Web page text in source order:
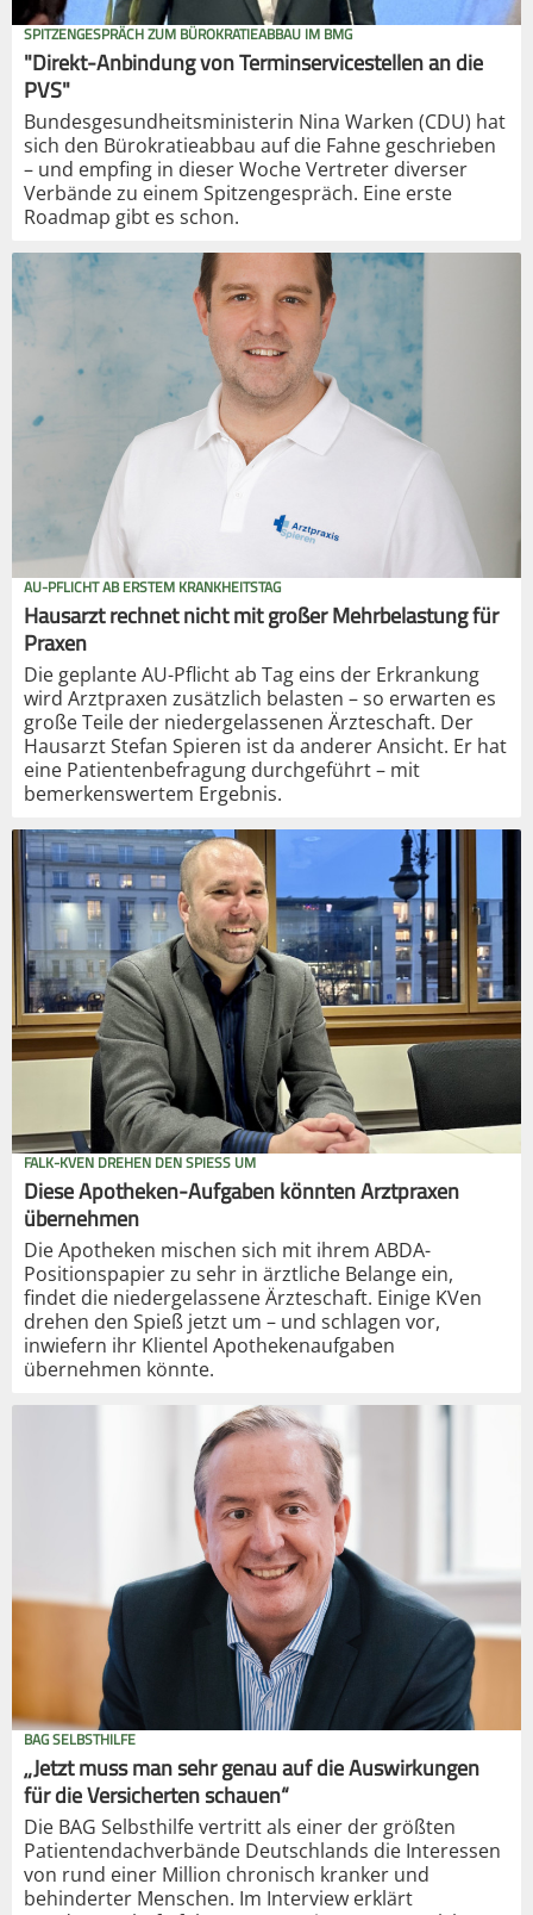
SPITZENGESPRÄCH ZUM BÜROKRATIEABBAU IM BMG
"Direkt-Anbindung von Terminservicestellen an die
PVS"
Bundesgesundheitsministerin Nina Warken (CDU) hat
sich den Bürokratieabbau auf die Fahne geschrieben
– und empfing in dieser Woche Vertreter diverser
Verbände zu einem Spitzengespräch. Eine erste
Roadmap gibt es schon.
AU-PFLICHT AB ERSTEM KRANKHEITSTAG
Hausarzt rechnet nicht mit großer Mehrbelastung für
Praxen
Die geplante AU-Pflicht ab Tag eins der Erkrankung
wird Arztpraxen zusätzlich belasten – so erwarten es
große Teile der niedergelassenen Ärzteschaft. Der
Hausarzt Stefan Spieren ist da anderer Ansicht. Er hat
eine Patientenbefragung durchgeführt – mit
bemerkenswertem Ergebnis.
FALK-KVEN DREHEN DEN SPIESS UM
Diese Apotheken-Aufgaben könnten Arztpraxen
übernehmen
Die Apotheken mischen sich mit ihrem ABDA-
Positionspapier zu sehr in ärztliche Belange ein,
findet die niedergelassene Ärzteschaft. Einige KVen
drehen den Spieß jetzt um – und schlagen vor,
inwiefern ihr Klientel Apothekenaufgaben
übernehmen könnte.
BAG SELBSTHILFE
„Jetzt muss man sehr genau auf die Auswirkungen
für die Versicherten schauen“
Die BAG Selbsthilfe vertritt als einer der größten
Patientendachverbände Deutschlands die Interessen
von rund einer Million chronisch kranker und
behinderter Menschen. Im Interview erklärt